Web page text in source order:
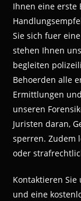
Ihnen eine erste
Sie sich fuer
stehen Ihnen
begleiten
Behoerden alle
Ermittlungen
unseren
Juristen daran,
sperren. Zudem
oder
Kontaktieren
und eine